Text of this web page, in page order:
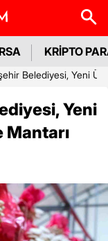
KRİPTO
Belediyesi, Yeni
Yeni